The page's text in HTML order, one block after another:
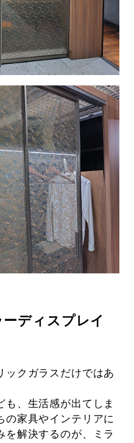
ディスプレイ
ックガラスだけではあ
も、生活感が出てしま
の家具やインテリアに
を解決するのが、ミラ